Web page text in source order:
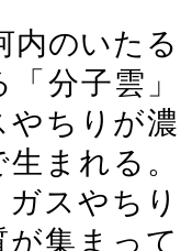
内のいたる
分子雲」
やちりが濃
まれる。
スやちり
集まって